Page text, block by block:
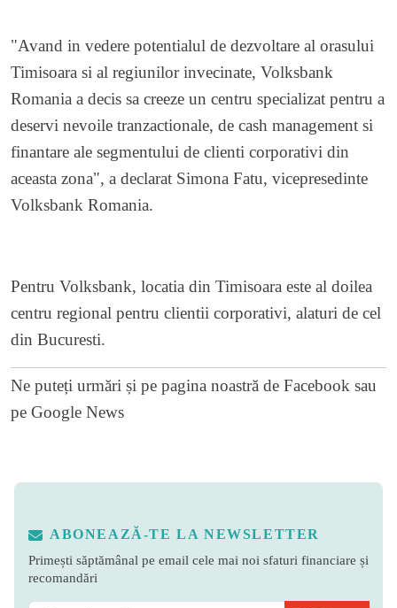
"Avand in vedere potentialul de dezvoltare al orasului
Timisoara si al regiunilor invecinate, Volksbank
Romania a decis sa creeze un centru specializat pentru a
deservi nevoile tranzactionale, de cash management si
finantare ale segmentului de clienti corporativi din
aceasta zona", a declarat Simona Fatu, vicepresedinte
Volksbank Romania.
Pentru Volksbank, locatia din Timisoara este al doilea
centru regional pentru clientii corporativi, alaturi de cel
din Bucuresti.
Ne puteți urmări și pe pagina noastră de Facebook sau
pe Google News
ABONEAZĂ-TE LA NEWSLETTER
Primești săptămânal pe email cele mai noi sfaturi financiare și
recomandări